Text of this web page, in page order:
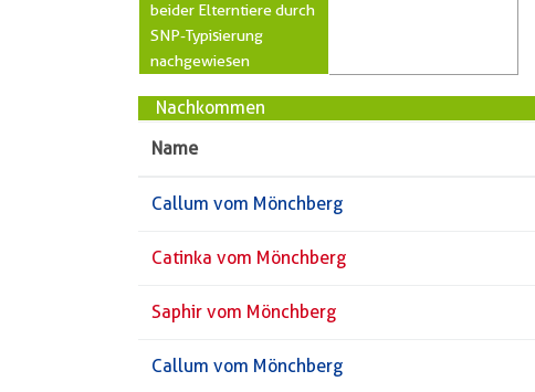
beider Elterntiere durch
SNP-Typisierung
nachgewiesen
Nachkommen
Name
Callum vom Mönchberg
Catinka vom Mönchberg
Saphir vom Mönchberg
Callum vom Mönchberg